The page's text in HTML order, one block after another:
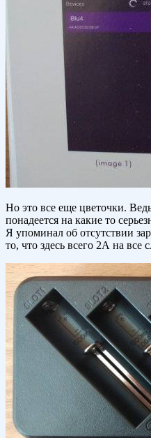
Но это все еще цветочки.
понадеется на какие то
Я упоминал об отсутствии
то, что здесь всего 2А на все